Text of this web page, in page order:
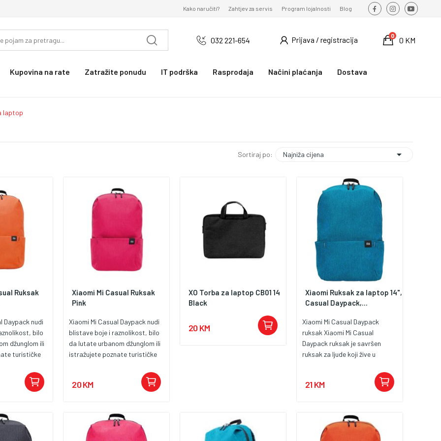
Kako naručiti? Zahtjev za servis Program lojalnosti Blog
032 221-654 Prijava / registracija 0 KM
0
Kupovina na rate Zatražite ponudu IT podrška Rasprodaja Načini plaćanja
Dostava
laptop
Sortiraj po: Najniža cijena 
Ruksak
Daypack nudi
bilo
džunglom ili
turističke
raspoređuje
hidrofobnim
štiti od
Xiaomi Mi Casual Ruksak
Pink
Xiaomi Mi Casual Daypack nudi
blistave boje i raznolikost, bilo
da lutate urbanom džunglom ili
istražujete poznate turističke
ruksak učinkovito raspoređuje
težinu da vaša leđa,
Vanjska tkanina s hidrofobnim
premazom učinkovito štiti od
20 KM
XO Torba za laptop CB01 14
Black
20 KM
Xiaomi Ruksak za laptop 14",
Casual Daypack,...
Xiaomi Mi Casual Daypack
ruksak Xiaomi Mi Casual
Daypack ruksak je savršen
ruksak za ljude koji žive u
funkcionalna rješenja i vole
izgledati dobro. Ruksak je
svaki stil. Materijal od kojeg je
napravljen Xiaomi Mi Casual
21 KM